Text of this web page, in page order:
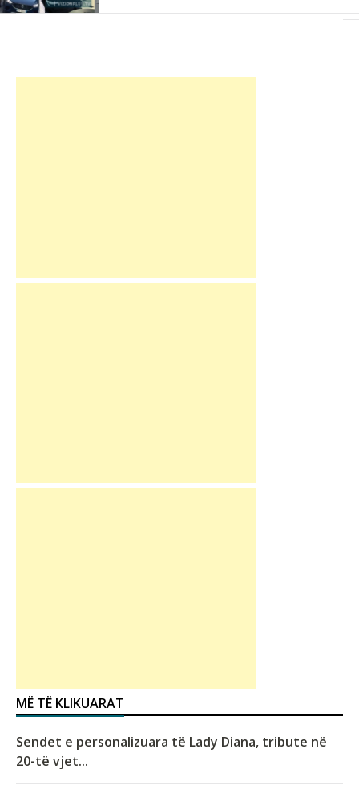
MË TË KLIKUARAT
Sendet e personalizuara të Lady Diana, tribute në
20-të vjet...